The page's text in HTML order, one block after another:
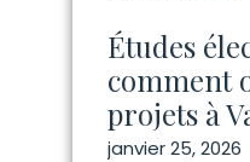
Études
comment
projets à
janvier 25, 2026